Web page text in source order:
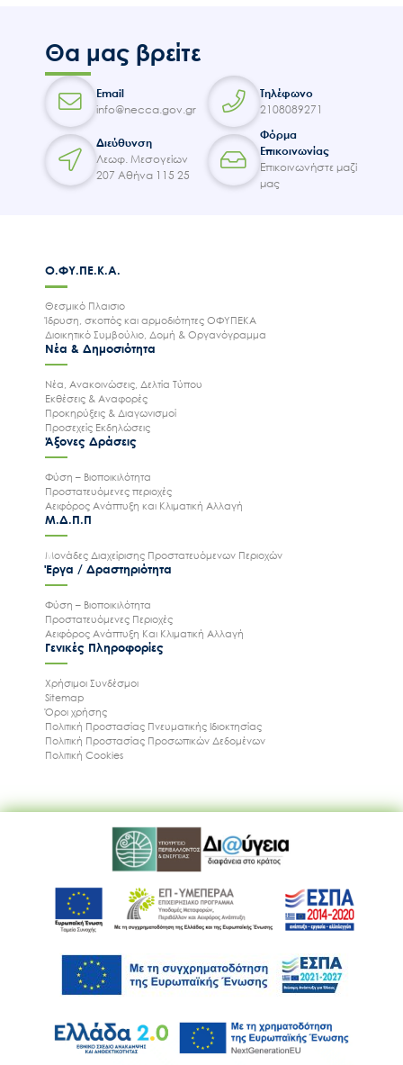
Ακολουθήστε μας
Θα μας βρείτε
Email
info@necca.gov.gr
Τηλέφωνο
2108089271
Διεύθυνση
Λεωφ. Μεσογείων
207 Αθήνα 115 25
Φόρμα
Επικοινωνίας
Επικοινωνήστε μαζί
μας
Ο.ΦΥ.ΠΕ.Κ.Α.
Θεσμικό Πλαισιο
Ίδρυση, σκοπός και αρμοδιότητες ΟΦΥΠΕΚΑ
Διοικητικό Συμβούλιο, Δομή & Οργανόγραμμα
Νέα & Δημοσιότητα
Νέα, Ανακοινώσεις, Δελτία Τύπου
Εκθέσεις & Αναφορές
Προκηρύξεις & Διαγωνισμοί
Προσεχείς Εκδηλώσεις
Άξονες Δράσεις
Φύση – Βιοποικιλότητα
Προστατευόμενες περιοχές
Αειφόρος Ανάπτυξη και Κλιματική Αλλαγή
Μ.Δ.Π.Π
Μονάδες Διαχείρισης Προστατευόμενων Περιοχών
Έργα / Δραστηριότητα
Φύση – Βιοποικιλότητα
Προστατευόμενες Περιοχές
Αειφόρος Ανάπτυξη Και Κλιματική Αλλαγή
Γενικές Πληροφορίες
Χρήσιμοι Συνδέσμοι
Sitemap
Όροι χρήσης
Πολιτική Προστασίας Πνευματικής Ιδιοκτησίας
Πολιτική Προστασίας Προσωπικών Δεδομένων
Πολιτική Cookies